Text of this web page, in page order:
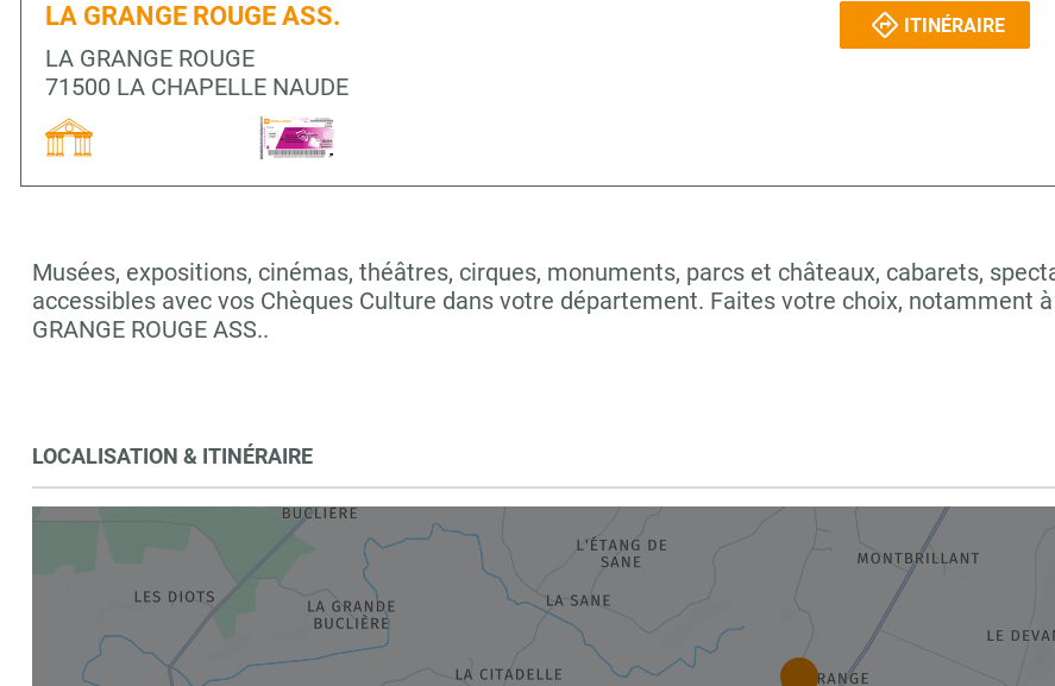
LA GRANGE ROUGE ASS.
LA GRANGE ROUGE
71500 LA CHAPELLE NAUDE
ITINÉRAIRE
Musées, expositions, cinémas, théâtres, cirques, monuments, parcs et châteaux, cabarets,
accessibles avec vos Chèques Culture dans votre département. Faites votre choix, notamment à
GRANGE ROUGE ASS..
LOCALISATION & ITINÉRAIRE